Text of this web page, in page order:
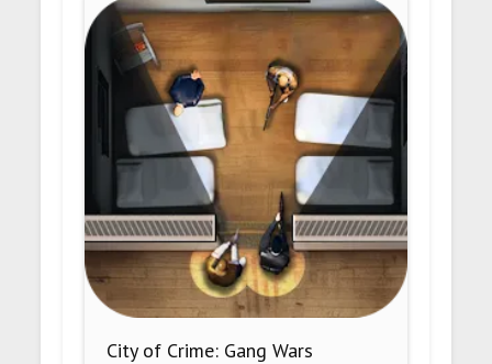
City of Crime: Gang Wars